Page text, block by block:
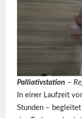
Palliativstation–
In einer Laufzeit
Stunden –